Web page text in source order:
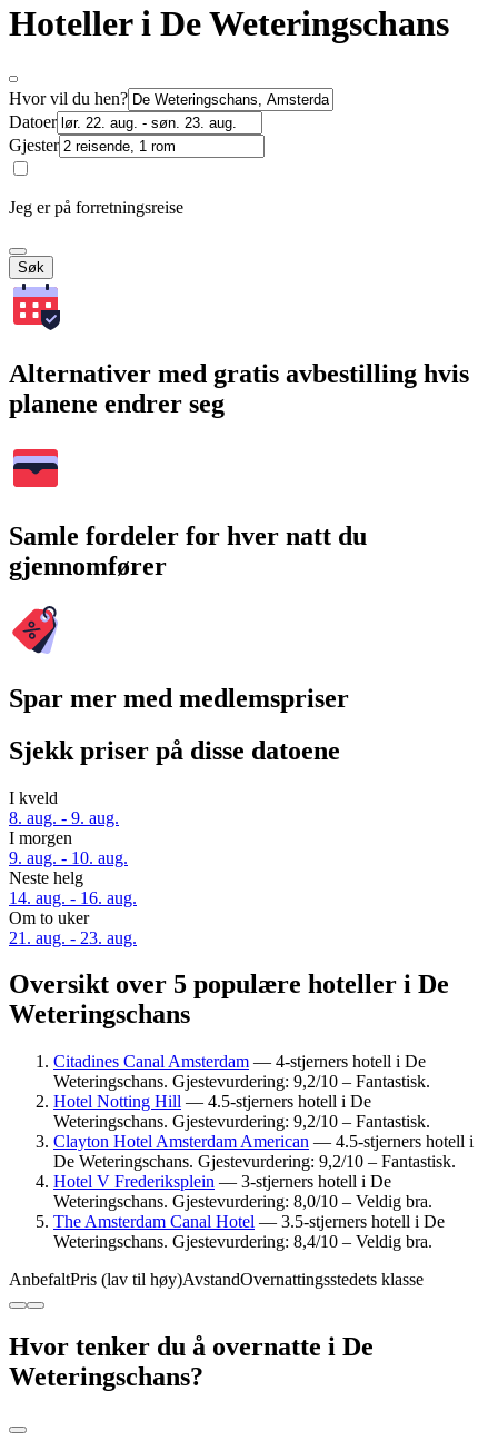
Hoteller i De Weteringschans
Hvor vil du hen?
Datoer
Gjester
Jeg er på forretningsreise
Søk
Alternativer med gratis avbestilling hvis
planene endrer seg
Samle fordeler for hver natt du
gjennomfører
Spar mer med medlemspriser
Sjekk priser på disse datoene
I kveld
8. aug. - 9. aug.
I morgen
9. aug. - 10. aug.
Neste helg
14. aug. - 16. aug.
Om to uker
21. aug. - 23. aug.
Oversikt over 5 populære hoteller i De
Weteringschans
Citadines Canal Amsterdam — 4-stjerners hotell i De
Weteringschans. Gjestevurdering: 9,2/10 – Fantastisk.
Hotel Notting Hill — 4.5-stjerners hotell i De
Weteringschans. Gjestevurdering: 9,2/10 – Fantastisk.
Clayton Hotel Amsterdam American — 4.5-stjerners hotell i
De Weteringschans. Gjestevurdering: 9,2/10 – Fantastisk.
Hotel V Frederiksplein — 3-stjerners hotell i De
Weteringschans. Gjestevurdering: 8,0/10 – Veldig bra.
The Amsterdam Canal Hotel — 3.5-stjerners hotell i De
Weteringschans. Gjestevurdering: 8,4/10 – Veldig bra.
AnbefaltPris (lav til høy)AvstandOvernattingsstedets klasse
Hvor tenker du å overnatte i De
Weteringschans?